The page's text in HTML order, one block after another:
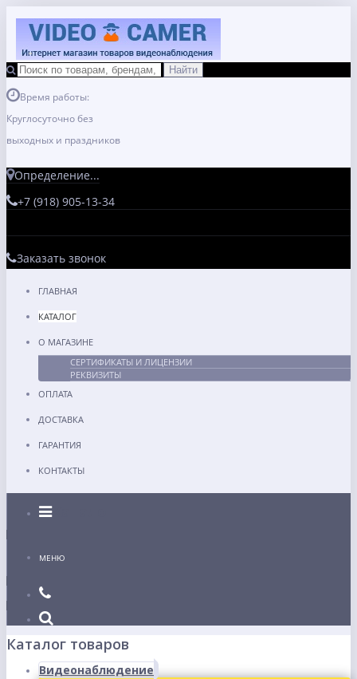
Время работы:
Круглосуточно без
выходных и праздников
Определение...
+7 (918) 905-13-34
Заказать звонок
ГЛАВНАЯ
КАТАЛОГ
О МАГАЗИНЕ
СЕРТИФИКАТЫ И ЛИЦЕНЗИИ
РЕКВИЗИТЫ
ОПЛАТА
ДОСТАВКА
ГАРАНТИЯ
КОНТАКТЫ
Каталог
МЕНЮ
Каталог товаров
Видеонаблюдение